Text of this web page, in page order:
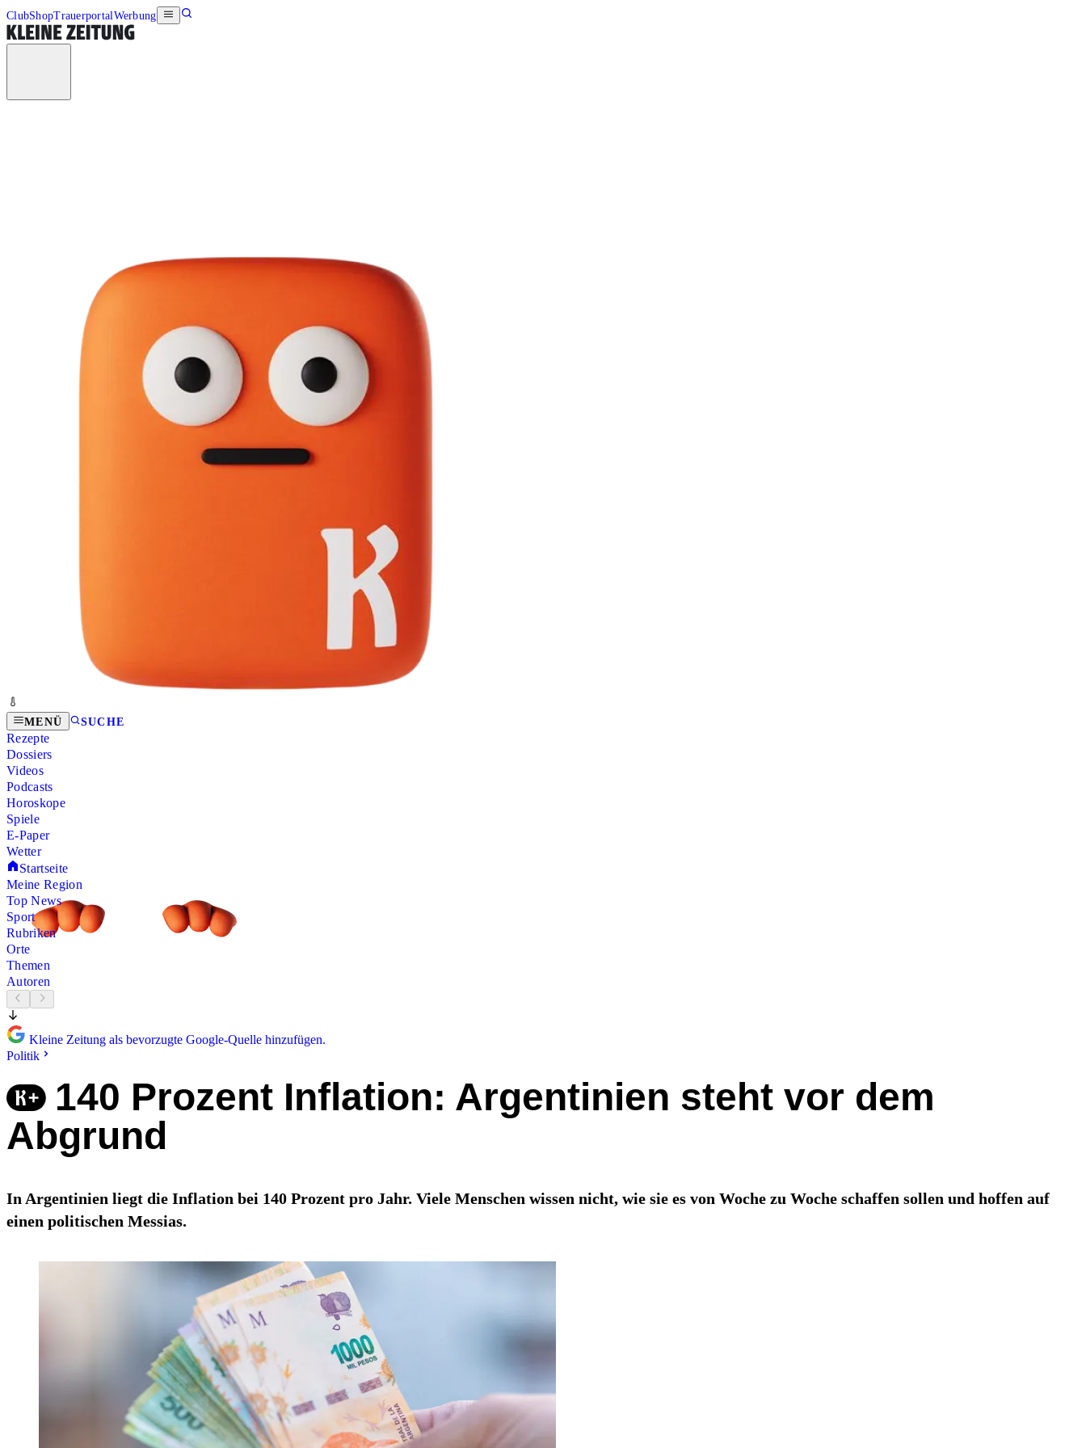
ClubShopTrauerportalWerbung
MENÜ SUCHE
Rezepte
Dossiers
Videos
Podcasts
Horoskope
Spiele
E-Paper
Wetter
Startseite
Meine Region
Top News
Sport
Rubriken
Orte
Themen
Autoren
Kleine Zeitung als bevorzugte Google-Quelle hinzufügen.
Politik
140 Prozent Inflation: Argentinien steht vor dem
Abgrund
In Argentinien liegt die Inflation bei 140 Prozent pro Jahr. Viele Menschen wissen nicht, wie sie es von Woche zu Woche schaffen sollen und hoffen auf
einen politischen Messias.